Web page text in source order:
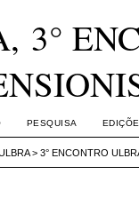
3°
PESQUISA
> 3° ENCONTRO